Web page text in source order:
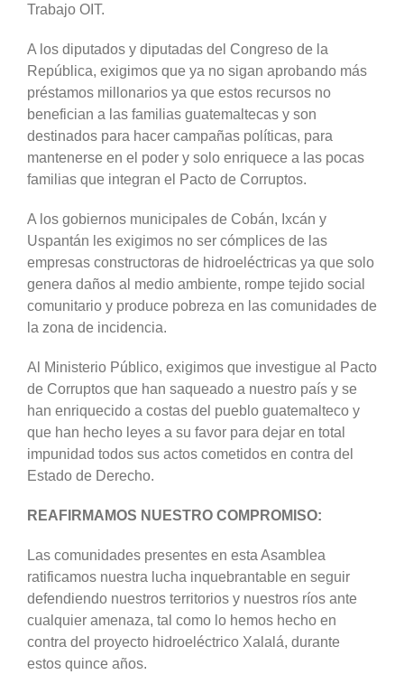
Trabajo OIT.
A los diputados y diputadas del Congreso de la
República, exigimos que ya no sigan aprobando más
préstamos millonarios ya que estos recursos no
benefician a las familias guatemaltecas y son
destinados para hacer campañas políticas, para
mantenerse en el poder y solo enriquece a las pocas
familias que integran el Pacto de Corruptos.
A los gobiernos municipales de Cobán, Ixcán y
Uspantán les exigimos no ser cómplices de las
empresas constructoras de hidroeléctricas ya que solo
genera daños al medio ambiente, rompe tejido social
comunitario y produce pobreza en las comunidades de
la zona de incidencia.
Al Ministerio Público, exigimos que investigue al Pacto
de Corruptos que han saqueado a nuestro país y se
han enriquecido a costas del pueblo guatemalteco y
que han hecho leyes a su favor para dejar en total
impunidad todos sus actos cometidos en contra del
Estado de Derecho.
REAFIRMAMOS NUESTRO COMPROMISO:
Las comunidades presentes en esta Asamblea
ratificamos nuestra lucha inquebrantable en seguir
defendiendo nuestros territorios y nuestros ríos ante
cualquier amenaza, tal como lo hemos hecho en
contra del proyecto hidroeléctrico Xalalá, durante
estos quince años.